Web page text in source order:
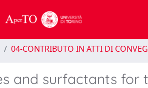
04-CONTRIBUTO IN ATTI DI
and surfactants for